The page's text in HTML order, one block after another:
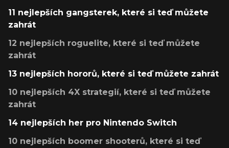
11 nejlepších gangsterek, které si teď můžete
zahrát
12 nejlepších roguelite, které si teď můžete
zahrát
13 nejlepších hororů, které si teď můžete zahrát
10 nejlepších 4X strategií, které si teď můžete
zahrát
14 nejlepších her pro Nintendo Switch
10 nejlepších boomer shooterů, které si teď